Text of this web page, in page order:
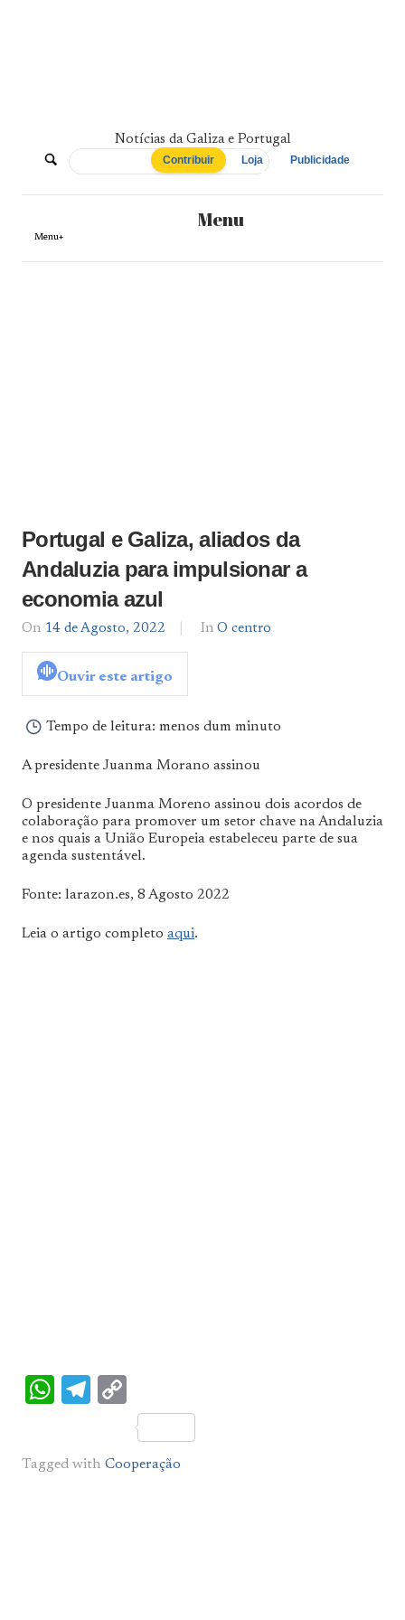
De
Norte
a
Notícias da Galiza e Portugal
Contribuir Loja Publicidade
Menu
Menu+
Portugal e Galiza, aliados da
Andaluzia para impulsionar a
economia azul
On 14 de Agosto, 2022
By
In O centro
Ouvir este artigo
Tempo de leitura: menos dum minuto
A presidente Juanma Morano assinou
O presidente Juanma Moreno assinou dois acordos de
colaboração para promover um setor chave na Andaluzia
e nos quais a União Europeia estabeleceu parte de sua
agenda sustentável.
Fonte: larazon.es, 8 Agosto 2022
Leia o artigo completo aqui.
WhatsApp
Telegram
Link
Tagged with Cooperação